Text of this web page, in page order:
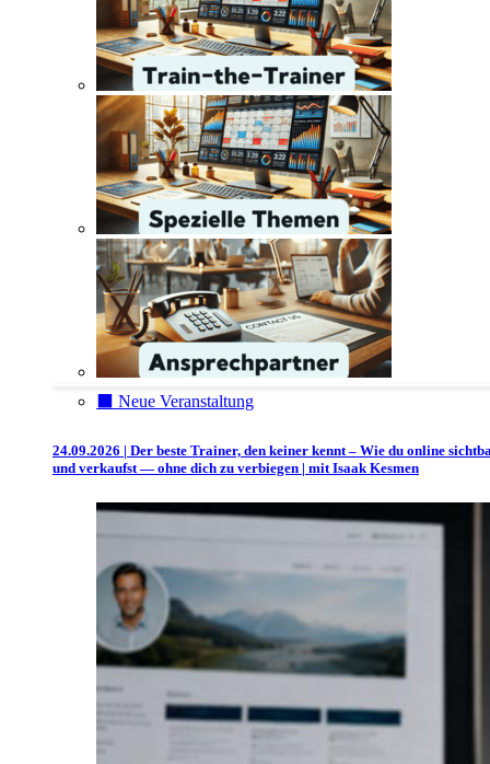
⬛️ Neue Veranstaltung
24.09.2026 | Der beste Trainer, den keiner kennt – Wie du online
und verkaufst — ohne dich zu verbiegen | mit Isaak Kesmen